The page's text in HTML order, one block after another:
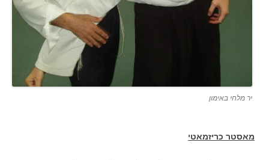
יר מלחי באימון
מאסטר כריזמאטי